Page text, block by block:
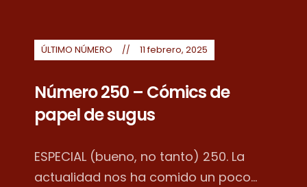
ÚLTIMO NÚMERO 11 febrero, 2025
Número 250 – Cómics de
papel de sugus
ESPECIAL (bueno, no tanto) 250. La
actualidad nos ha comido un poco...